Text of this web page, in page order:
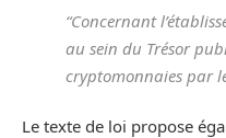
“Concernant
au sein du Trésor
cryptomonnaies par
Le texte de loi propose